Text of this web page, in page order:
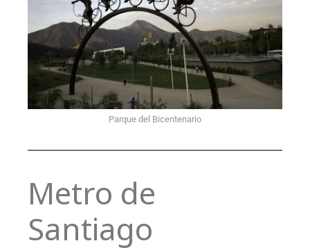
Parque del Bicentenario
Metro de
Santiago